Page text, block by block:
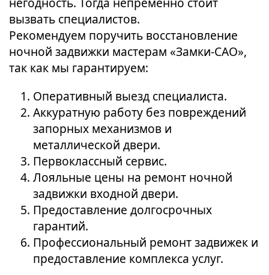
вызвать специалистов.
Рекомендуем поручить восстановление
ночной задвижки мастерам «Замки-САО»,
так как мы гарантируем:
Оперативный выезд специалиста.
Аккуратную работу без повреждений
запорных механизмов и
металлической двери.
Первоклассный сервис.
Лояльные цены на ремонт ночной
задвижки входной двери.
Предоставление долгосрочных
гарантий.
Профессиональный ремонт задвижек и
предоставление комплекса услуг.